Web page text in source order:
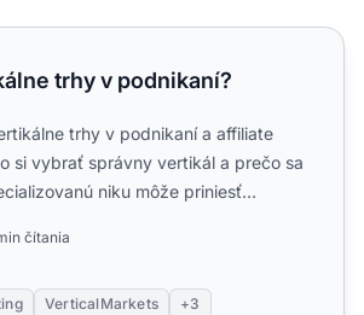
v podnikaní?
trhy v podnikaní?
trhy v podnikaní a affiliate
si vybrať správny vertikál a prečo sa
niku môže priniesť
čítania
VerticalMarkets +3